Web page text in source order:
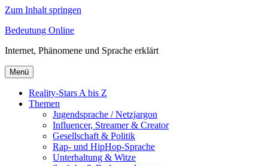
Zum Inhalt springen
Bedeutung Online
Internet, Phänomene und Sprache erklärt
Menü
Reality-Stars A bis Z
Themen
Jugendsprache / Netzjargon
Influencer, Streamer & Creator
Gesellschaft & Politik
Rap- und HipHop-Sprache
Unterhaltung & Witze